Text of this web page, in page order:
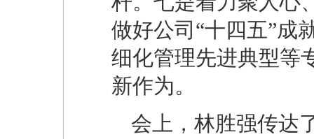
做好公司“十四五”成
细化管理先进典型等
新作为。‌
会上，林胜强传达